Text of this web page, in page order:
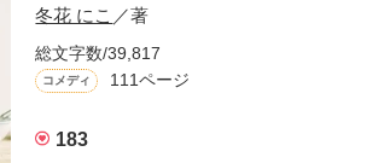
ました！
冬花 にこ ／著
総文字数/39,817
コメディ 111ページ
183